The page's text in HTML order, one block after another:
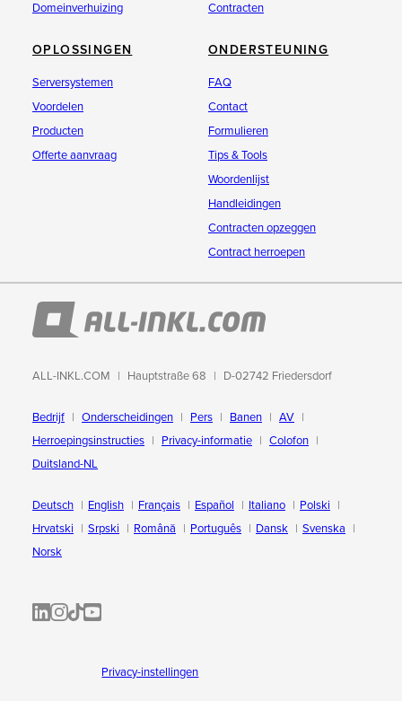
Domeinverhuizing
Contracten
OPLOSSINGEN
Serversystemen
Voordelen
Producten
Offerte aanvraag
ONDERSTEUNING
FAQ
Contact
Formulieren
Tips & Tools
Woordenlijst
Handleidingen
Contracten opzeggen
Contract herroepen
ALL-INKL.COM Hauptstraße 68 D-02742 Friedersdorf
Bedrijf Onderscheidingen Pers Banen
AV
Herroepingsinstructies
Privacy-informatie
Colofon
Duitsland-NL
Deutsch English Français Español Italiano
Polski
Hrvatski
Srpski Română Português Dansk
Svenska
Norsk
ALL-INKL.COM | LinkedIn
ALL-INKL.COM • Instagram photos and videos
ALL-INKL.COM | TikTok
ALLINKL.COM - YouTube
Privacy-instellingen